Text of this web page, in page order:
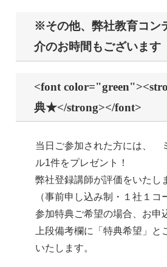
※その他、弊社教育コン
介のお時間もございます
<font
典★</strong></font>
当日ご参加された方には、
ル1件をプレゼント！
弊社登録講師が評価をいたし
（事前申し込み制・１社１コ
参加特典ご希望の場合、お申
上段備考欄に「特典希望」と
いたします。